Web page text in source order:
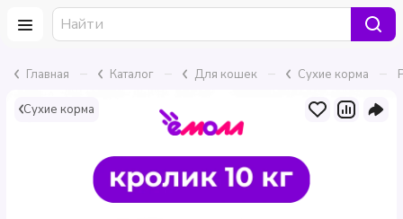
Главная – Каталог – Для кошек – Сухие корма –
Сухие корма